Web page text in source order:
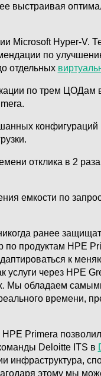
выстраивая
Microsoft Hyper-V.
по
отдельных
по трем ЦОДам
конфигураций
отклика в 2
емкости по
ранее
по продуктам HPE
к
услуги через HPE
Мы обладаем
времени,
Primera
Deloitte ITS в
инфраструктура,
этому мы